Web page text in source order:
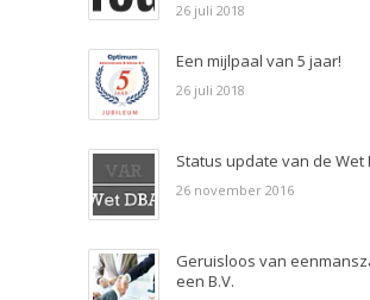
26 juli 2018
Een mijlpaal van 5 jaar!
26 juli 2018
Status update van de Wet
26 november 2016
Geruisloos van
een B.V.